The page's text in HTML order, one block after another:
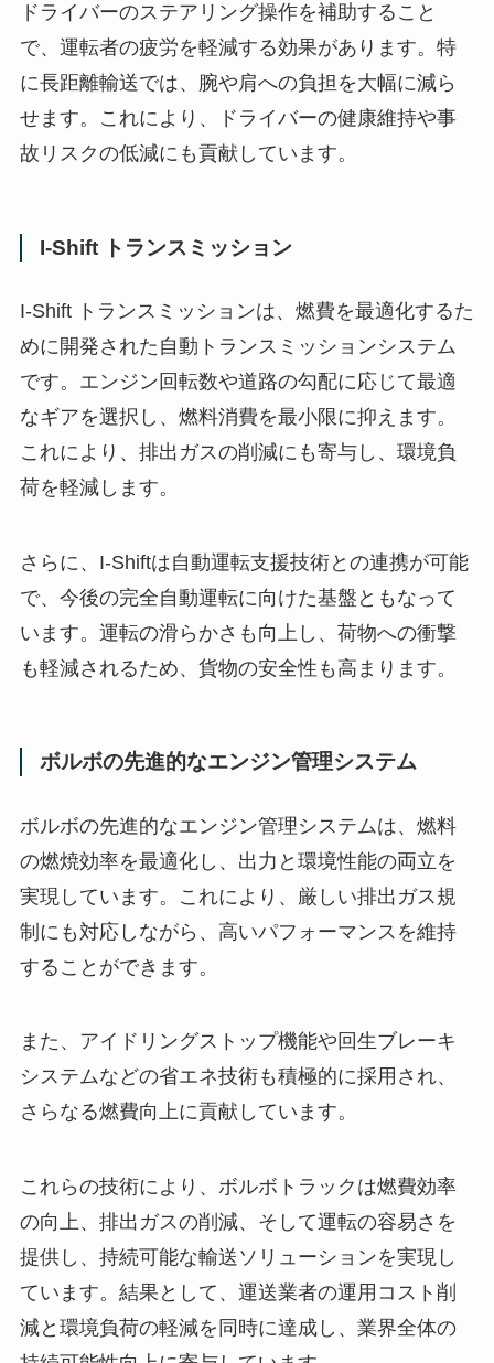
ドライバーのステアリング操作を補助すること
で、運転者の疲労を軽減する効果があります。特
に長距離輸送では、腕や肩への負担を大幅に減ら
せます。これにより、ドライバーの健康維持や事
故リスクの低減にも貢献しています。
I-Shift トランスミッション
I-Shift トランスミッションは、燃費を最適化するた
めに開発された自動トランスミッションシステム
です。エンジン回転数や道路の勾配に応じて最適
なギアを選択し、燃料消費を最小限に抑えます。
これにより、排出ガスの削減にも寄与し、環境負
荷を軽減します。
さらに、I-Shiftは自動運転支援技術との連携が可能
で、今後の完全自動運転に向けた基盤ともなって
います。運転の滑らかさも向上し、荷物への衝撃
も軽減されるため、貨物の安全性も高まります。
ボルボの先進的なエンジン管理システム
ボルボの先進的なエンジン管理システムは、燃料
の燃焼効率を最適化し、出力と環境性能の両立を
実現しています。これにより、厳しい排出ガス規
制にも対応しながら、高いパフォーマンスを維持
することができます。
また、アイドリングストップ機能や回生ブレーキ
システムなどの省エネ技術も積極的に採用され、
さらなる燃費向上に貢献しています。
これらの技術により、ボルボトラックは燃費効率
の向上、排出ガスの削減、そして運転の容易さを
提供し、持続可能な輸送ソリューションを実現し
ています。結果として、運送業者の運用コスト削
減と環境負荷の軽減を同時に達成し、業界全体の